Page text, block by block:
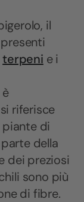
il
terpeni e i
riferisce
piante di
della
dei preziosi
sono più
di fibre.